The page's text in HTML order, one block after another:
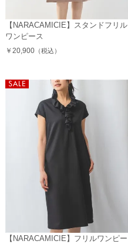
【NARACAMICIE】スタンドフリル
ワンピース
￥20,900（税込）
【NARACAMICIE】フリルワンピー